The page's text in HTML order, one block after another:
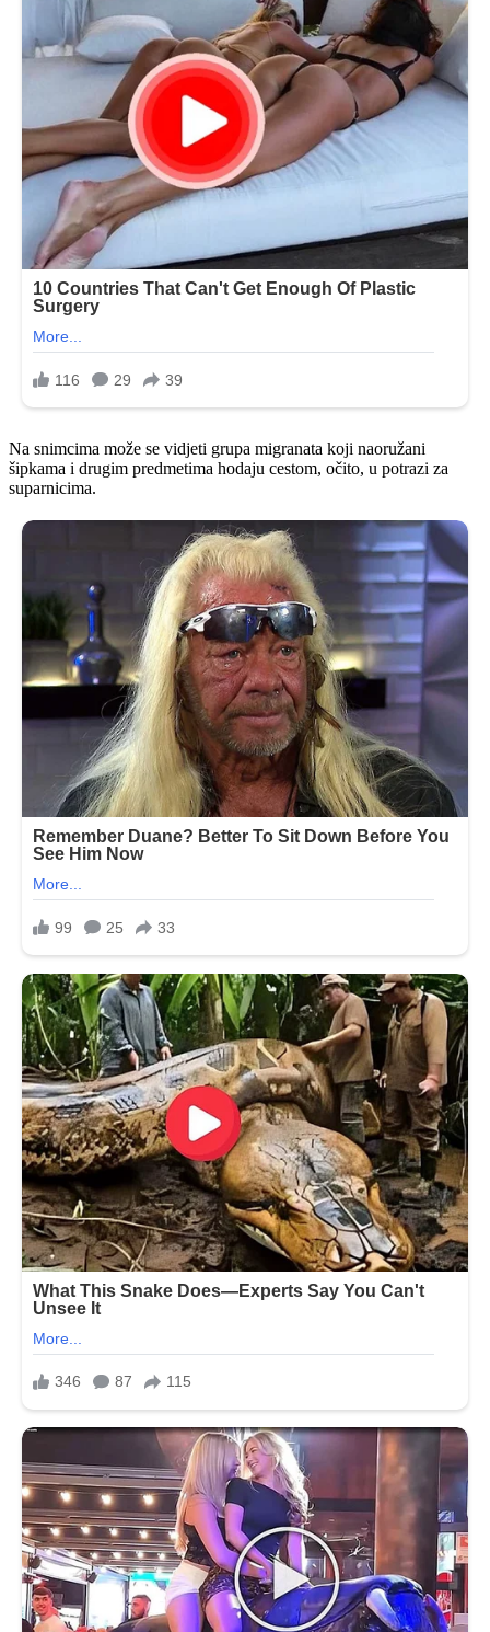
Na snimcima može se vidjeti grupa migranata koji naoružani
šipkama i drugim predmetima hodaju cestom, očito, u potrazi za
suparnicima.